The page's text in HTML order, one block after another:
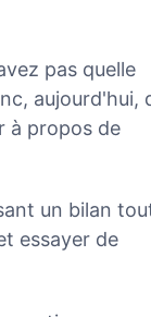
pas quelle
aujourd'hui,
à propos de
un bilan
essayer de